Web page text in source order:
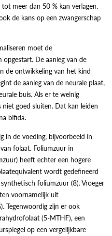
meer dan 50 % kan verlagen.
de kans op een zwangerschap
moet de
De aanleg van de
de ontwikkeling van het kind
de aanleg van de neurale plaat,
buis. Als er te weinig
goed sluiten. Dat kan leiden
bifida.
in de voeding, bijvoorbeeld in
folaat. Foliumzuur in
heeft echter een hogere
wordt gedefineerd
foliumzuur (8). Vroeger
voornamelijk uit
Tegenwoordig zijn er ook
(5-MTHF), een
op een vergelijkbare